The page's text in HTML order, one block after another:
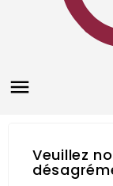

Veuillez